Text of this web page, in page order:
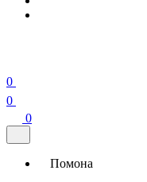
0
0
0
Помона